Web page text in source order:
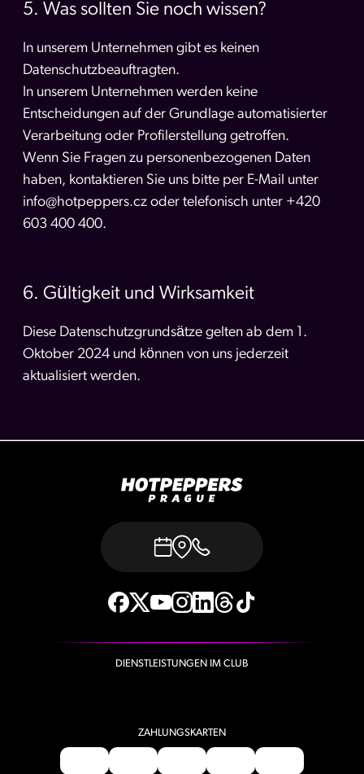
5. Was sollten Sie noch wissen?
In unserem Unternehmen gibt es keinen
Datenschutzbeauftragten.
In unserem Unternehmen werden keine
Entscheidungen auf der Grundlage automatisierter
Verarbeitung oder Profilerstellung getroffen.
Wenn Sie Fragen zu personenbezogenen Daten
haben, kontaktieren Sie uns bitte per E-Mail unter
info@hotpeppers.cz oder telefonisch unter +420
603 400 400.
6. Gültigkeit und Wirksamkeit
Diese Datenschutzgrundsätze gelten ab dem 1.
Oktober 2024 und können von uns jederzeit
aktualisiert werden.
DIENSTLEISTUNGEN IM CLUB
ZAHLUNGSKARTEN